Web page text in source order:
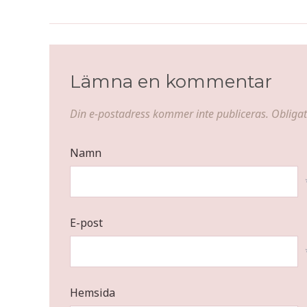
Lämna en kommentar
Din e-postadress kommer inte publiceras.
Namn
E-post
Hemsida